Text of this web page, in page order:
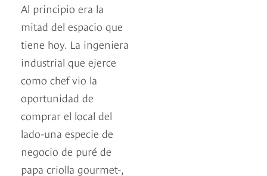
Al principio era la
mitad del espacio que
tiene hoy. La ingeniera
industrial que ejerce
como chef vio la
oportunidad de
comprar el local del
lado-una especie de
negocio de puré de
papa criolla gourmet-,